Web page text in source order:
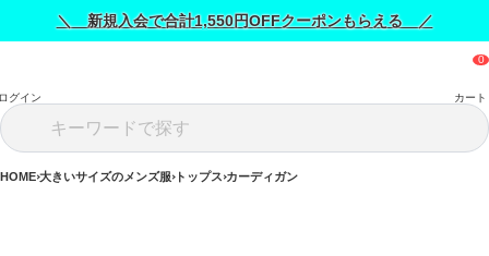
＼ 新規入会で合計1,550円OFFクーポンもらえる ／
グイン カート
HOME 大きいサイズのメンズ服 トップス カーディガン